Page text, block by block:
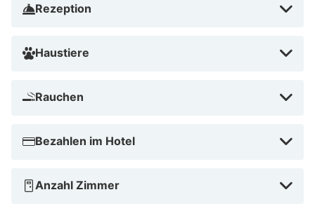
Rezeption
Haustiere
Rauchen
Bezahlen im Hotel
Anzahl Zimmer